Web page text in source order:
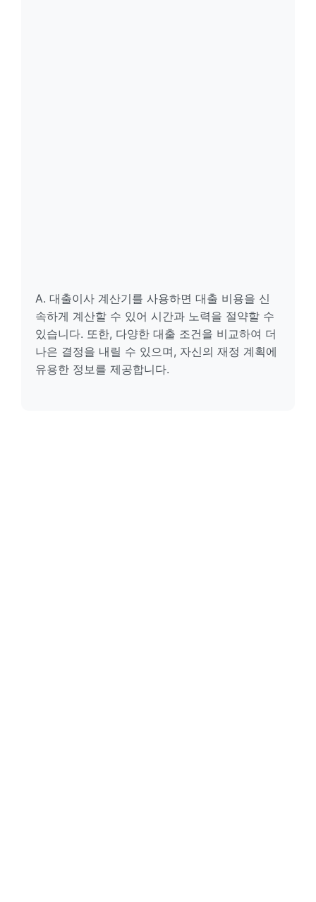
A. 대출이사 계산기를 사용하면 대출 비용을 신
속하게 계산할 수 있어 시간과 노력을 절약할 수
있습니다. 또한, 다양한 대출 조건을 비교하여 더
나은 결정을 내릴 수 있으며, 자신의 재정 계획에
유용한 정보를 제공합니다.